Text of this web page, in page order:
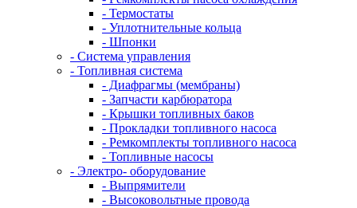
- Термостаты
- Уплотнительные кольца
- Шпонки
- Система управления
- Топливная система
- Диафрагмы (мембраны)
- Запчасти карбюратора
- Крышки топливных баков
- Прокладки топливного насоса
- Ремкомплекты топливного насоса
- Топливные насосы
- Электро- оборудование
- Выпрямители
- Высоковольтные провода